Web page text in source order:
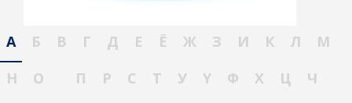
А Б В Г Д Е Ё Ж З И К Л
М
Н
О П Р С Т У Ү Ф Х Ц
Ч